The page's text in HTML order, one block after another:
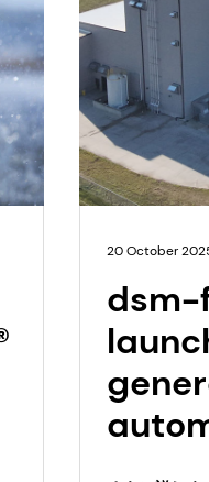
20 October
dsm-